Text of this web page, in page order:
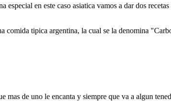
en este caso asiatica vamos a dar dos
comida tipica argentina, la cual se la denomina
de uno le encanta y siempre que va a algun